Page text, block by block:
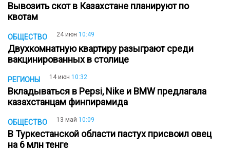
Вывозить скот в Казахстане планируют по
квотам
ОБЩЕСТВО 24 июн 10:49
Двухкомнатную квартиру разыграют среди
вакцинированных в столице
РЕГИОНЫ 14 июн 10:32
Вкладываться в Pepsi, Nike и BMW предлагала
казахстанцам финпирамида
ОБЩЕСТВО 13 май 10:09
В Туркестанской области пастух присвоил овец
на 6 млн тенге